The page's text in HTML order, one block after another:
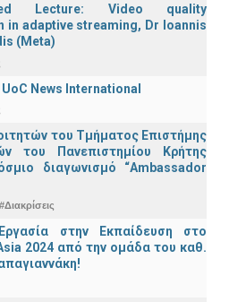
Lecture: Video quality
in adaptive streaming, Dr Ioannis
(Meta)
News International
του Τμήματος Επιστήμης
του Πανεπιστημίου Κρήτης
διαγωνισμό “Ambassador
#Διακρίσεις
στην Εκπαίδευση στο
2024 από την ομάδα του καθ.